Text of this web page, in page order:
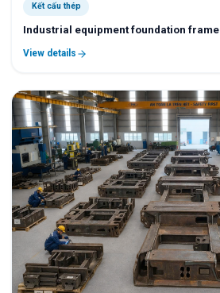
Kết cấu thép
Industrial equipment foundation frame
View details